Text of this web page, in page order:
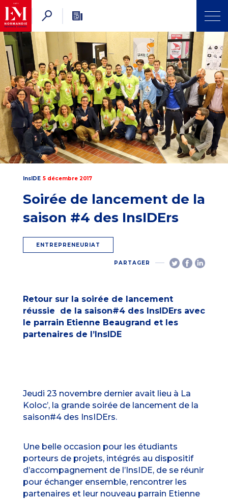
InsIDE 5 décembre 2017
Soirée de lancement de la
saison #4 des InsIDErs
ENTREPRENEURIAT
PARTAGER
Retour sur la soirée de lancement
réussie de la saison#4 des InsIDErs avec
le parrain Etienne Beaugrand et les
partenaires de l’InsIDE
Jeudi 23 novembre dernier avait lieu à La
Koloc’, la grande soirée de lancement de la
saison#4 des InsIDErs.
Une belle occasion pour les étudiants
porteurs de projets, intégrés au dispositif
d’accompagnement de l’InsIDE, de se réunir
pour échanger ensemble, rencontrer les
partenaires et leur nouveau parrain Etienne